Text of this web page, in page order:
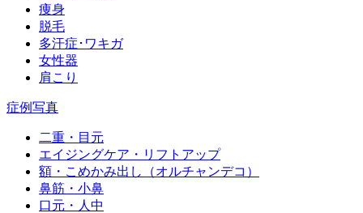
痩身
脱毛
多汗症･ワキガ
女性器
肩こり
症例写真
二重・目元
エイジングケア・リフトアップ
額・こめかみ出し（オルチャンデコ）
鼻筋・小鼻
口元・人中